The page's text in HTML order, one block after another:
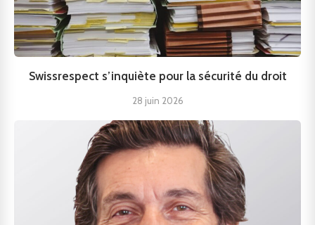
Swissrespect s’inquiète pour la sécurité du droit
28 juin 2026